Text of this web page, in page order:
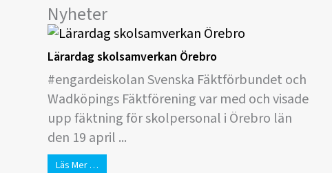
Nyheter
Lärardag skolsamverkan Örebro
#engardeiskolan Svenska Fäktförbundet och
Wadköpings Fäktförening var med och visade
upp fäktning för skolpersonal i Örebro län
den 19 april ...
Läs Mer …